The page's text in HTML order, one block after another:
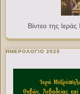
Βίντεο της
ΗΜΕΡΟΛΟΓΙΟ 2025